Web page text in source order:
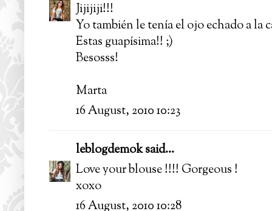
Jijijiji!!!
Yo también le tenía el ojo echado a la
Estas guapísima!! ;)
Besosss!
Marta
16 August, 2010 10:23
leblogdemoksaid...
Love your blouse !!!! Gorgeous !
xoxo
16 August, 2010 10:28